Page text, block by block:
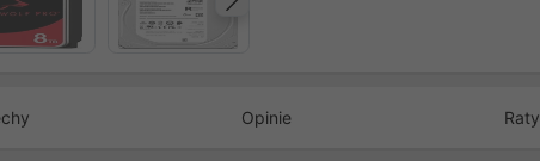
Opinie Raty